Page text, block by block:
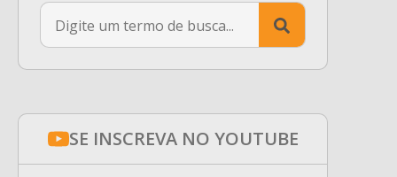
Search
SE INSCREVA NO YOUTUBE